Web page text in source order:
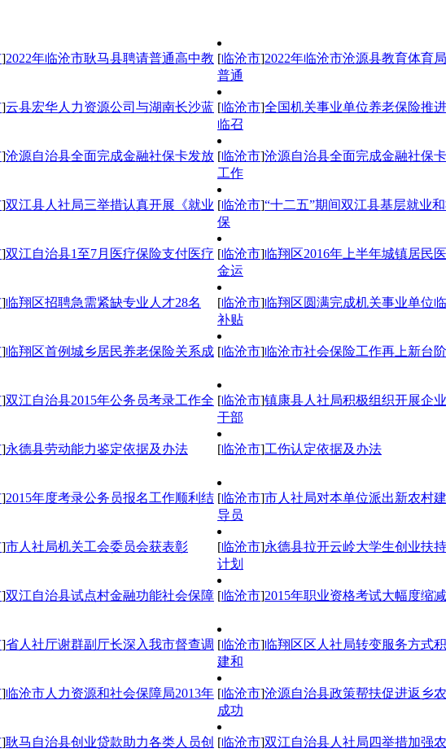
]2022年临沧市耿马县聘请普通高中教 [临沧市]2022年临沧市沧源县教育体育
普通
]云县宏华人力资源公司与湖南长沙蓝 [临沧市]全国机关事业单位养老保险推
临召
]沧源自治县全面完成金融社保卡发放 [临沧市]沧源自治县全面完成金融社保
工作
]双江县人社局三举措认真开展《就业 [临沧市]“十二五”期间双江县基层就业
保
]双江自治县1至7月医疗保险支付医疗 [临沧市]临翔区2016年上半年城镇居民
金运
]临翔区招聘急需紧缺专业人才28名 [临沧市]临翔区圆满完成机关事业单位
补贴
]临翔区首例城乡居民养老保险关系成 [临沧市]临沧市社会保险工作再上新台阶
]双江自治县2015年公务员考录工作全 [临沧市]镇康县人社局积极组织开展企
干部
]永德县劳动能力鉴定依据及办法 [临沧市]工伤认定依据及办法
]2015年度考录公务员报名工作顺利结 [临沧市]市人社局对本单位派出新农村
导员
]市人社局机关工会委员会获表彰 [临沧市]永德县拉开云岭大学生创业扶
计划
]双江自治县试点村金融功能社会保障 [临沧市]2015年职业资格考试大幅度缩
]省人社厅谢群副厅长深入我市督查调 [临沧市]临翔区区人社局转变服务方式
建和
]临沧市人力资源和社会保障局2013年 [临沧市]沧源自治县政策帮扶促进返乡
成功
]耿马自治县创业贷款助力各类人员创 [临沧市]双江自治县人社局四举措加强